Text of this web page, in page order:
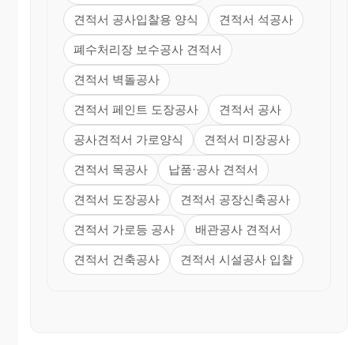
견적서 공사입찰용 양식 견적서 석공사
폐수처리장 보수공사 견적서
견적서 벽돌공사
견적서 페인트 도장공사 견적서 공사
공사견적서 가로양식 견적서 미장공사
견적서 목공사 납품·공사 견적서
견적서 도장공사 견적서 공장신축공사
견적서 가로등 공사 배관공사 견적서
견적서 건축공사 견적서 시설공사 입찰